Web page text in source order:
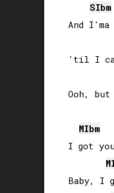
SIbm
And I'ma
'til I
Ooh,
MIbm
I got
Baby, I